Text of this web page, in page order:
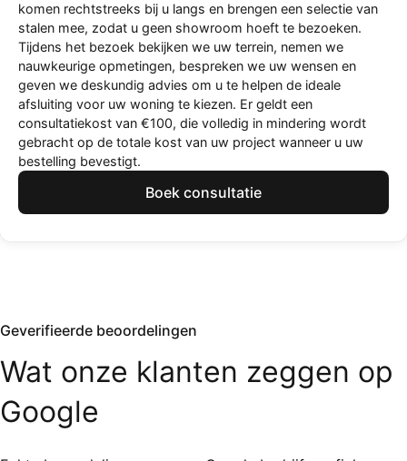
komen rechtstreeks bij u langs en brengen een selectie van
stalen mee, zodat u geen showroom hoeft te bezoeken.
Tijdens het bezoek bekijken we uw terrein, nemen we
nauwkeurige opmetingen, bespreken we uw wensen en
geven we deskundig advies om u te helpen de ideale
afsluiting voor uw woning te kiezen. Er geldt een
consultatiekost van €100, die volledig in mindering wordt
gebracht op de totale kost van uw project wanneer u uw
bestelling bevestigt.
Boek consultatie
Geverifieerde beoordelingen
Wat onze klanten zeggen op
Google